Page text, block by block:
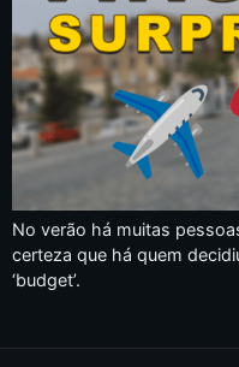
No verão há muitas
certeza que há quem
‘budget’.